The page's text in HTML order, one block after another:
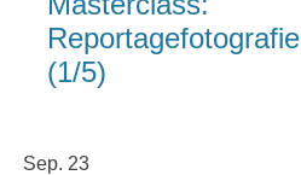
Reportagefotografie
(1/5)
Sep. 23